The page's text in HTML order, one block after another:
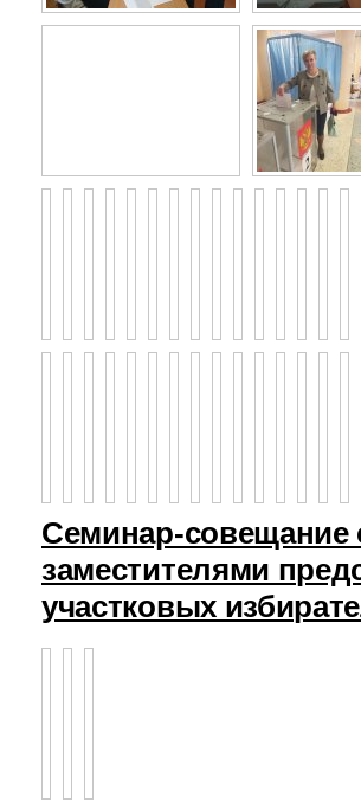
Семинар-совещание
заместителями
участковых